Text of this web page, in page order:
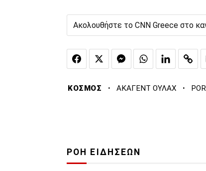
Ακολουθήστε το CNN Greece στο
ΚΟΣΜΟΣ · ΑΚΑΓΕΝΤ ΟΥΛΑΧ ·
ΡΟΗ ΕΙΔΗΣΕΩΝ